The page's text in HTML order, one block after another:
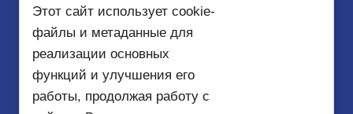
этаж
mirbezopasnosti51@yandex.ru
Этот сайт использует cookie-
файлы и метаданные для
реализации основных
функций и улучшения его
работы, продолжая работу с